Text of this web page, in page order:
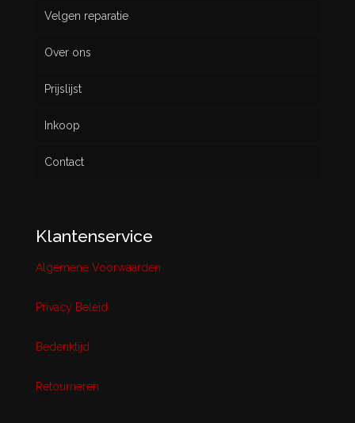
Gebruikt
Velgen reparatie
Over ons
Prijslijst
Inkoop
Contact
Klantenservice
Algemene Voorwaarden
Privacy Beleid
Bedenktijd
Retourneren